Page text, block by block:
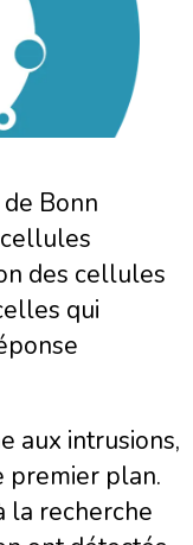
Bonn
des cellules
qui
aux intrusions,
premier plan.
la recherche